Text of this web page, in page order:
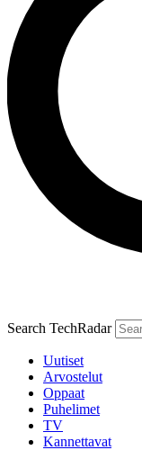
Search TechRadar
Uutiset
Arvostelut
Oppaat
Puhelimet
TV
Kannettavat